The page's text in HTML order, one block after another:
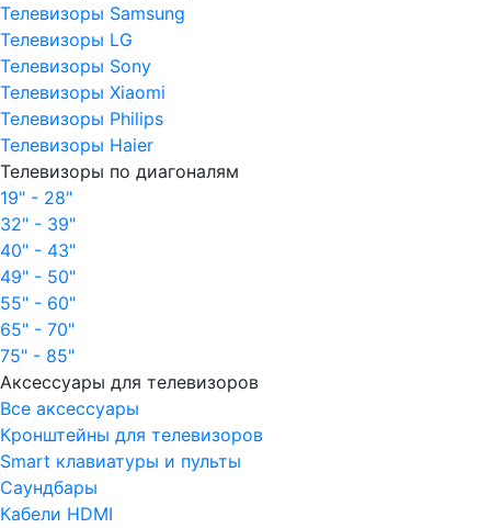
Телевизоры Samsung
Телевизоры LG
Телевизоры Sony
Телевизоры Xiaomi
Телевизоры Philips
Телевизоры Haier
Телевизоры по диагоналям
19" - 28"
32" - 39"
40" - 43"
49" - 50"
55" - 60"
65" - 70"
75" - 85"
Аксессуары для телевизоров
Все аксессуары
Кронштейны для телевизоров
Smart клавиатуры и пульты
Саундбары
Кабели HDMI